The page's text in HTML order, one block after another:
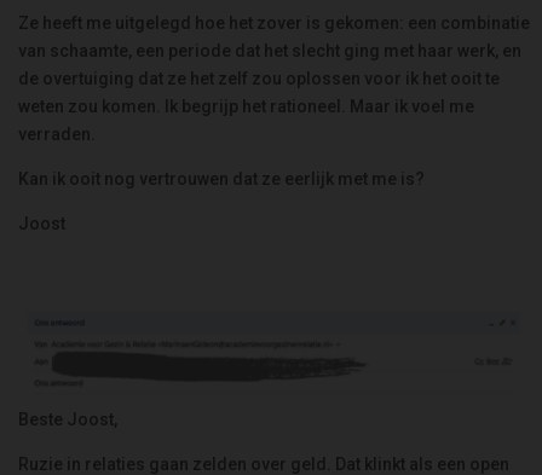
Ze heeft me uitgelegd hoe het zover is gekomen: een combinatie
van schaamte, een periode dat het slecht ging met haar werk, en
de overtuiging dat ze het zelf zou oplossen voor ik het ooit te
weten zou komen. Ik begrijp het rationeel. Maar ik voel me
verraden.
Kan ik ooit nog vertrouwen dat ze eerlijk met me is?
Joost
Beste Joost,
Ruzie in relaties gaan zelden over geld. Dat klinkt als een open